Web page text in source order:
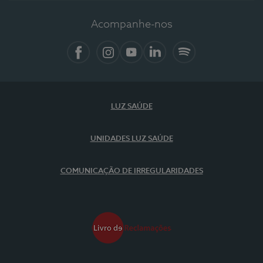
Acompanhe-nos
LUZ SAÚDE
UNIDADES LUZ SAÚDE
COMUNICAÇÃO DE IRREGULARIDADES